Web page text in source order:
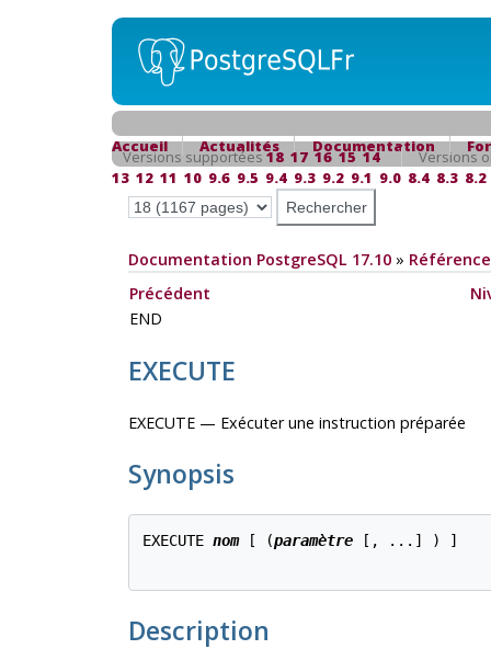
Accueil Actualités Documentation
Versions supportées18 17 16 15 14
Versions
13 12 11 10 9.6 9.5 9.4 9.3 9.2 9.1 9.0 8.4 8.3 8.2
Documentation PostgreSQL 17.10» Référence
Précédent
END
EXECUTE
EXECUTE — Exécuter une instruction préparée
Synopsis
EXECUTE nom [ (paramètre [, ...] ) ]
Description